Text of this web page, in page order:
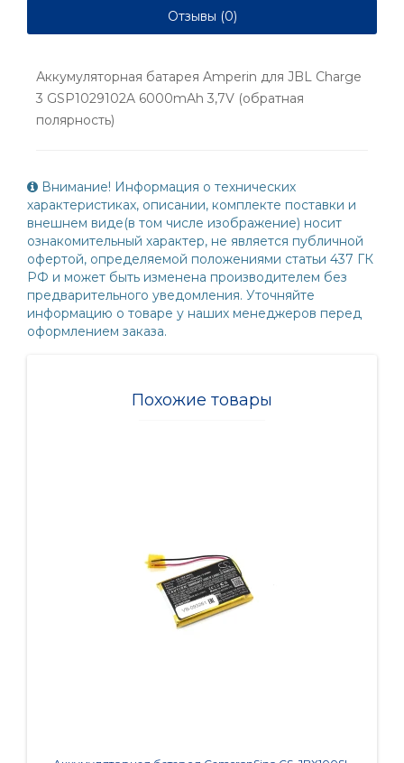
Отзывы (0)
Аккумуляторная батарея Amperin для JBL Charge
3 GSP1029102A 6000mAh 3,7V (обратная
полярность)
Внимание! Информация о технических
характеристиках, описании, комплекте поставки и
внешнем виде(в том числе изображение) носит
ознакомительный характер, не является публичной
офертой, определяемой положениями статьи 437 ГК
РФ и может быть изменена производителем без
предварительного уведомления. Уточняйте
информацию о товаре у наших менеджеров перед
оформлением заказа.
Похожие товары